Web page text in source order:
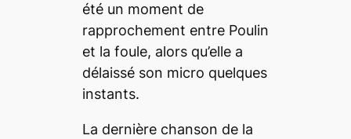
été un moment de
rapprochement entre Poulin
et la foule, alors qu’elle a
délaissé son micro quelques
instants.
La dernière chanson de la